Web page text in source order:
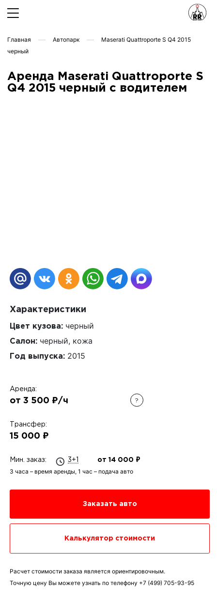
Главная Автопарк
Maserati Quattroporte S Q4 2015
черный
Аренда Maserati Quattroporte S
Q4 2015 черный с водителем
Характеристики
Цвет кузова: черный
Салон: черный, кожа
Год выпуска: 2015
Аренда:
от 3 500 ₽/ч ?
Трансфер:
15 000 ₽
Мин. заказ: 3+1 от 14 000 ₽
3 часа – время аренды, 1 час – подача авто
Заказать авто
Калькулятор стоимости
Расчет стоимости заказа является ориентировочным.
Точную цену Вы можете узнать по телефону +7 (499) 705-93-95